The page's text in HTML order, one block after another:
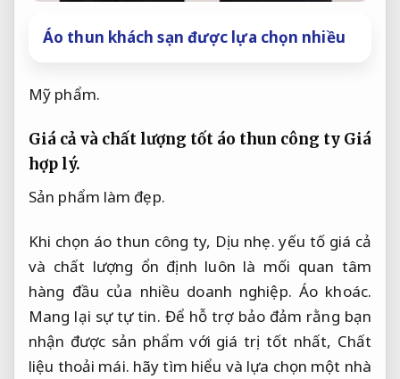
Áo thun khách sạn được lựa chọn nhiều
Mỹ phẩm.
Giá cả và chất lượng tốt áo thun công ty Giá
hợp lý.
Sản phẩm làm đẹp.
Khi chọn áo thun công ty, Dịu nhẹ. yếu tố giá cả
và chất lượng ổn định luôn là mối quan tâm
hàng đầu của nhiều doanh nghiệp. Áo khoác.
Mang lại sự tự tin. Để hỗ trợ bảo đảm rằng bạn
nhận được sản phẩm với giá trị tốt nhất, Chất
liệu thoải mái. hãy tìm hiểu và lựa chọn một nhà